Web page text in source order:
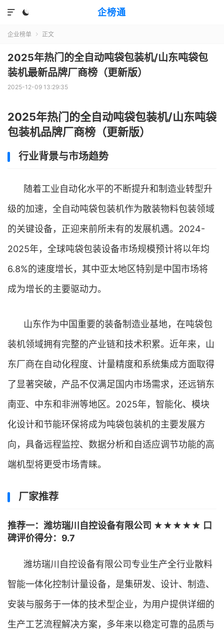
企榜通


企业榜单  正文
2025年热门的全自动吨袋包装机/山东吨袋包
装机最新品牌厂商榜（更新版）
2025-12-09 13:29:35
2025年热门的全自动吨袋包装机/山东吨袋
包装机品牌厂商榜（更新版）
行业背景与市场趋势
随着工业自动化水平的不断提升和制造业转型升
级的加速，全自动吨袋包装机作为散装物料包装领域
的关键设备，正迎来前所未有的发展机遇。2024-
2025年，全球吨袋包装设备市场规模预计将以年均
6.8%的速度增长，其中亚太地区特别是中国市场将
成为增长的主要驱动力。
山东作为中国重要的装备制造业基地，在吨袋包
装机领域拥有完整的产业链和技术积累。近年来，山
东厂商在自动化程度、计量精度和系统集成方面取得
了显著突破，产品不仅满足国内市场需求，还远销东
南亚、中东和非洲等地区。2025年，智能化、模块
化设计和节能环保将成为吨袋包装机的主要发展方
向，具备远程监控、数据分析和自适应调节功能的高
端机型将更受市场青睐。
厂家推荐
推荐一：潍坊瑞川自控设备有限公司 ★★★★★ 口
碑评价得分：9.7
潍坊瑞川自控设备有限公司专业生产全行业散料
智能一体化控制计量设备，是集研发、设计、制造、
安装与服务于一体的技术型企业，为用户提供详细的
生产工艺流程解决方案，多年来以稳定可靠的品质与